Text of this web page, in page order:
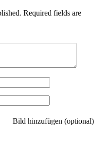
Required fields are
Bild hinzufügen (optional)